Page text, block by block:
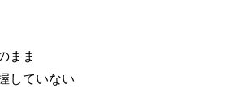
まま
していない